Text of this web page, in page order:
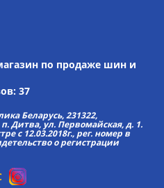
по продаже шин и
37
Беларусь, 231322,
Дитва, ул. Первомайская, д. 1.
с 12.03.2018г., рег. номер в
о регистрации